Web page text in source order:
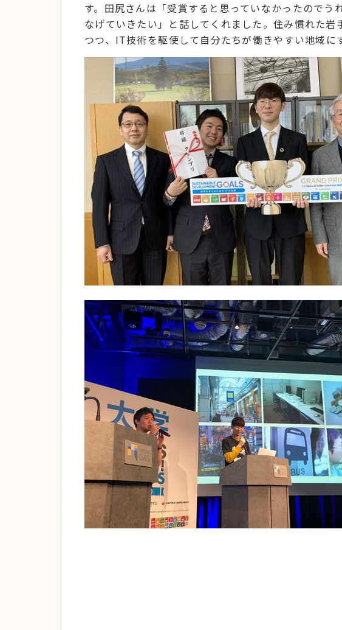
す。田尻さんは「受賞すると思っていなかったので
なげていきたい」と話してくれました。住み慣れた
つつ、IT技術を駆使して自分たちが働きやすい地域に